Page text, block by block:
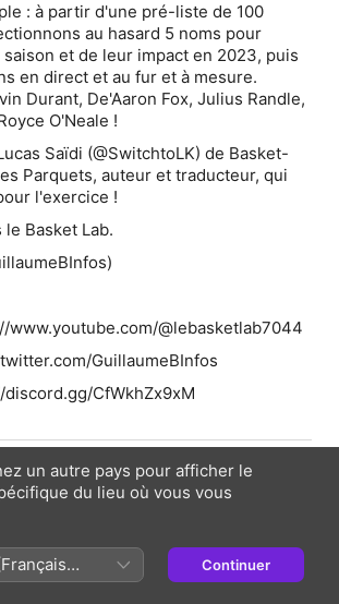
: à partir d'une pré-liste de 100
au hasard 5 noms pour
et de leur impact en 2023, puis
en direct et au fur et à mesure.
Durant, De'Aaron Fox, Julius Randle,
O'Neale !
Saïdi (@SwitchtoLK) de Basket-
Parquets, auteur et traducteur, qui
l'exercice !
Basket Lab.
www.youtube.com/@lebasketlab7044
GuillaumeBInfos
CfWkhZx9xM
un autre pays pour afficher le
du lieu où vous vous
Continuer